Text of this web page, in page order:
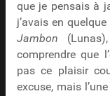
que je pensais à
j’avais en
Jambon
comprendre que
pas ce plaisir
excuse, mais